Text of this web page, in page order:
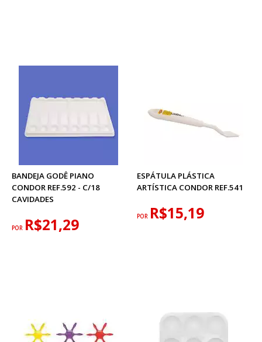
BANDEJA GODÊ PIANO
CONDOR REF.592 - C/18
CAVIDADES
POR R$21,29
ESPÁTULA PLÁSTICA
ARTÍSTICA CONDOR REF.541
POR R$15,19